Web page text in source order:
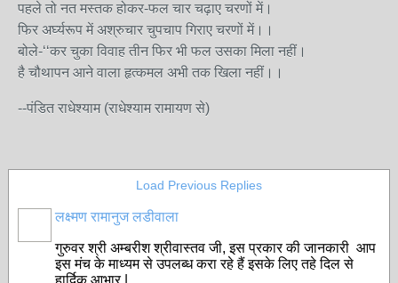
पहले तो नत मस्तक होकर-फल चार चढ़ाए चरणों में।
फिर अर्घ्यरूप में अश्रुचार चुपचाप गिराए चरणों में।।
बोले-‘‘कर चुका विवाह तीन फिर भी फल उसका मिला नहीं।
है चौथापन आने वाला हृत्कमल अभी तक खिला नहीं।।
--पंडित राधेश्याम (राधेश्याम रामायण से)
Load Previous Replies
लक्ष्मण रामानुज लडीवाला
गुरुवर श्री अम्बरीश श्रीवास्तव जी, इस प्रकार की जानकारी आप
इस मंच के माध्यम से उपलब्ध करा रहे हैं इसके लिए तहे दिल से
हार्दिक आभार |